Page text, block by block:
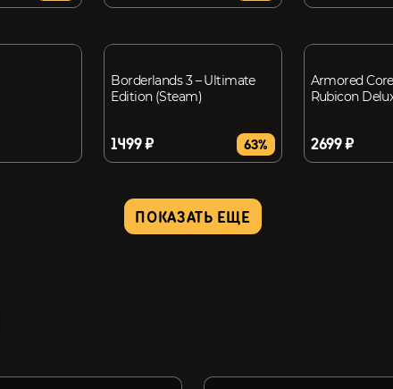
Borderlands 3 – Ultimate
Edition (Steam)
1499 ₽ 63%
Armored
Rubicon
2699 ₽
ПОКАЗАТЬ ЕЩЕ